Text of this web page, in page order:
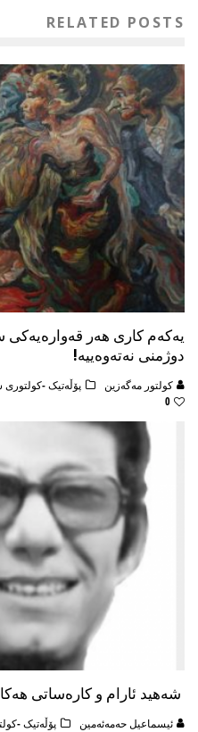
RELATED POSTS
یه‌كه‌م كاری هه‌ر قه‌واره‌یه‌كی
دوژمنی نه‌ته‌وه‌ییه!
كولتور مه‌گه‌زین پۆڵه‌تیک -
0
شەهید ئارام و کارەساتی
ئیسماعیل حه‌مه‌ئه‌مین پۆڵه‌تیک -